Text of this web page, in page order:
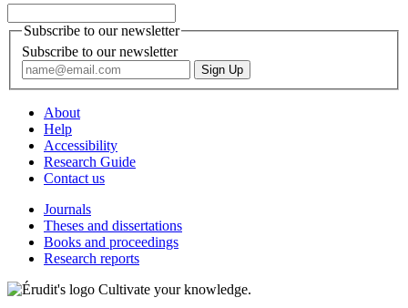
Subscribe to our newsletter
Subscribe to our newsletter
About
Help
Accessibility
Research Guide
Contact us
Journals
Theses and dissertations
Books and proceedings
Research reports
Cultivate your knowledge.